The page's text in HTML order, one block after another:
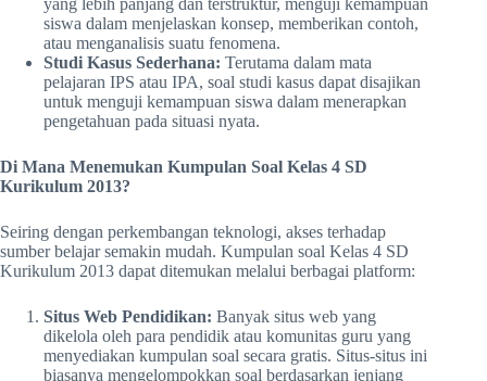
yang lebih panjang dan terstruktur, menguji kemampuan
siswa dalam menjelaskan konsep, memberikan contoh,
atau menganalisis suatu fenomena.
Studi Kasus Sederhana: Terutama dalam mata
pelajaran IPS atau IPA, soal studi kasus dapat disajikan
untuk menguji kemampuan siswa dalam menerapkan
pengetahuan pada situasi nyata.
Di Mana Menemukan Kumpulan Soal Kelas 4 SD
Kurikulum 2013?
Seiring dengan perkembangan teknologi, akses terhadap
sumber belajar semakin mudah. Kumpulan soal Kelas 4 SD
Kurikulum 2013 dapat ditemukan melalui berbagai platform:
Situs Web Pendidikan: Banyak situs web yang
dikelola oleh para pendidik atau komunitas guru yang
menyediakan kumpulan soal secara gratis. Situs-situs ini
biasanya mengelompokkan soal berdasarkan jenjang